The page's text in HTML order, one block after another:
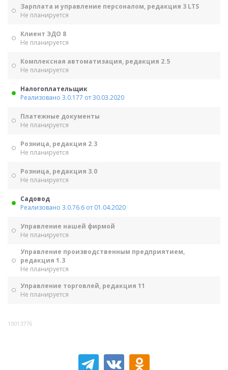
Зарплата и управление персоналом, редакция 3 LTS
Не планируется
Клиент ЭДО 8
Не планируется
Комплексная автоматизация, редакция 2.5
Не планируется
Налогоплательщик
Реализовано 3.0.177 от 30.03.2020
Платежные документы
Не планируется
Розница, редакция 2.3
Не планируется
Розница, редакция 3.0
Не планируется
Садовод
Реализовано 3.0.76.6 от 01.04.2020
Управление нашей фирмой
Не планируется
Управление производственным предприятием,
редакция 1.3
Не планируется
Управление торговлей, редакция 11
Не планируется
10013776